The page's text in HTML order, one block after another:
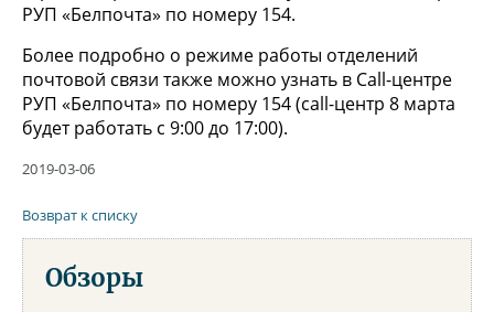
РУП «Белпочта» по номеру 154.
Более подробно о режиме работы отделений
почтовой связи также можно узнать в Саll-центре
РУП «Белпочта» по номеру 154 (call-центр 8 марта
будет работать с 9:00 до 17:00).
2019-03-06
Возврат к списку
Обзоры